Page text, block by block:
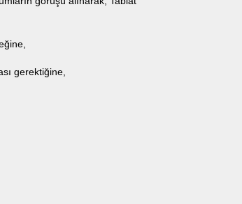
gerektiğine,